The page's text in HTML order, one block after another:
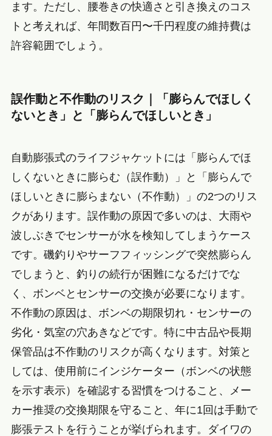
ます。ただし、腰巻きの快適さと引き換えのコス
トと考えれば、年間数百円〜千円程度の維持費は
許容範囲でしょう。
誤作動と不作動のリスク｜「膨らんでほしく
ないとき」と「膨らんでほしいとき」
自動膨張式のライフジャケットには「膨らんでほ
しくないときに膨らむ（誤作動）」と「膨らんで
ほしいときに膨らまない（不作動）」の2つのリス
クがあります。誤作動の原因で多いのは、大雨や
波しぶきでセンサーが水を検知してしまうケース
です。磯釣りやサーフフィッシングで突然膨らん
でしまうと、釣りの続行が困難になるだけでな
く、ボンベとセンサーの交換が必要になります。
不作動の原因は、ボンベの期限切れ・センサーの
劣化・気室の穴あきなどです。特に中古品や長期
保管品は不作動のリスクが高くなります。対策と
しては、使用前にインジケーター（ボンベの状態
を示す表示）を確認する習慣をつけること、メー
カー推奨の交換期限を守ること、年に1回は手動で
膨張テストを行うことが挙げられます。ダイワの